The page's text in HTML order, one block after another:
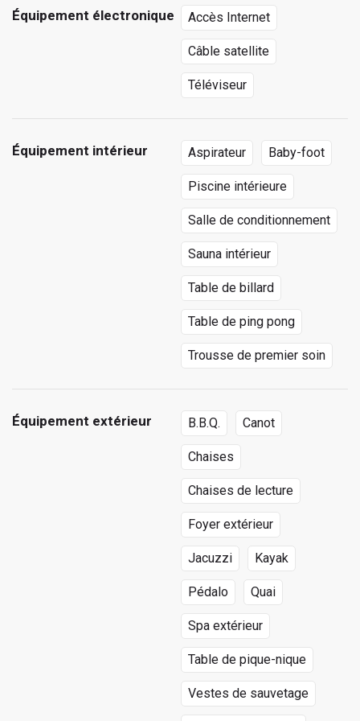
Équipement électronique Accès Internet
Câble satellite
Téléviseur
Équipement intérieur Aspirateur Baby-foot
Piscine intérieure
Salle de conditionnement
Sauna intérieur
Table de billard
Table de ping pong
Trousse de premier soin
Équipement extérieur B.B.Q. Canot
Chaises
Chaises de lecture
Foyer extérieur
Jacuzzi Kayak
Pédalo Quai
Spa extérieur
Table de pique-nique
Vestes de sauvetage